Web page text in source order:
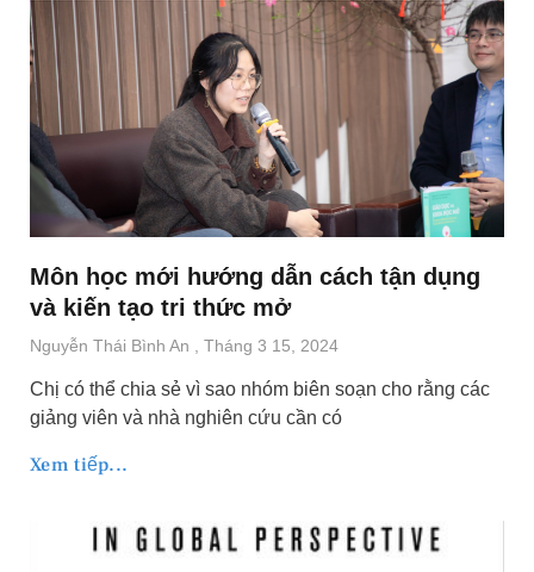
Môn học mới hướng dẫn cách tận dụng
và kiến tạo tri thức mở
Nguyễn Thái Bình An Tháng 3 15, 2024
Chị có thể chia sẻ vì sao nhóm biên soạn cho rằng các
giảng viên và nhà nghiên cứu cần có
Xem tiếp...